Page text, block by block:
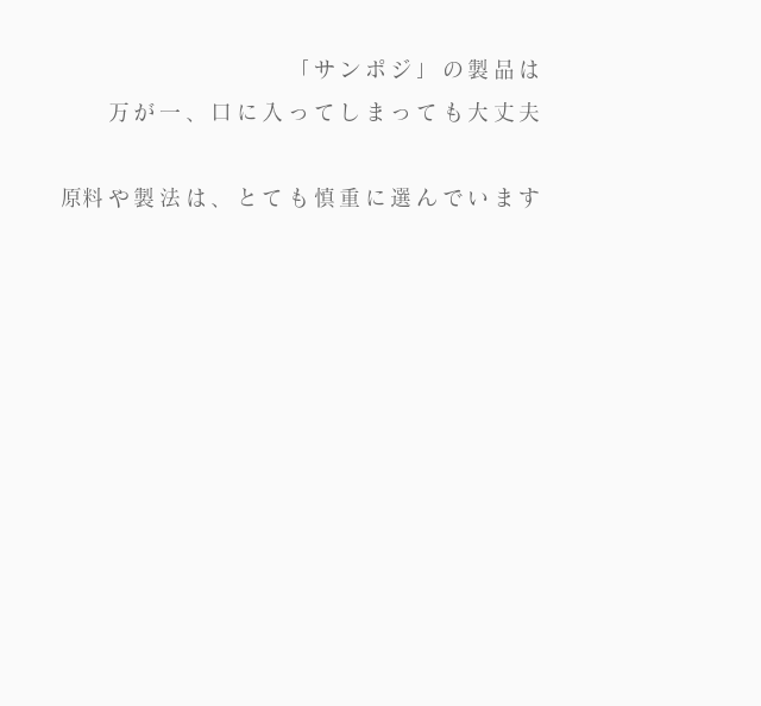
「サンポジ」の製品は
万が一、
口に入ってしまっても大丈夫
​原料や製法は、とても慎重に選んで います